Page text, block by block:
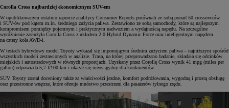
Corolla Cross najbardziej ekonomicznym SUV-em
W opublikowanym ostatnio raporcie analitycy Consumer Reports porównali ze sobą ponad 50 crossoverów
i SUV-ów pod kątem m.in. średniego zużycia paliwa. Zestawiono ze sobą samochody, które są najlepszym
kompromisem pomiędzy pojemnym i praktycznym nadwoziem a wydajnością napędu. Na szczególne
wyróżnienie zasłużyła Corolla Cross z układem 2.0 Hybrid Dynamic Force oraz inteligentnym napędem
na cztery koła AWD-i.
W testach hybrydowy model Toyoty wykazał się imponującym średnim zużyciem paliwa – najniższym spośród
wszystkich modeli zestawionych w analizie. Trasa, na której przeprowadzano badanie, składała się odcinków
miejskich i autostradowych w równych proporcjach. Uzyskany przez Corollę Cross wynik 41 mpg (miles per
gallon) odpowiada 5,7 l/100 km i okazał się nieosiągalny dla konkurentów.
SUV Toyoty został doceniony także za właściwości jezdne, komfort podróżowania, wygodną i prostą obsługę
oraz przestronne wnętrze, które oferuje mnóstwo przestrzeni dla pasażerów tylnego rzędu.